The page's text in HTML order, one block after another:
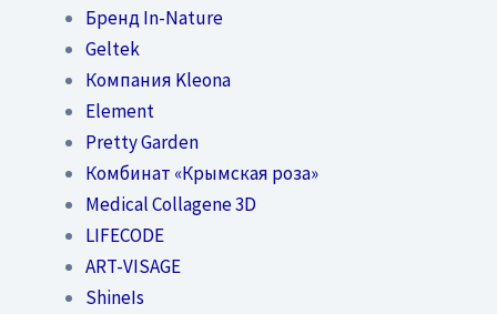
Бренд In-Nature
Geltek
Компания Kleona
Element
Pretty Garden
Комбинат «Крымская роза»
Medical Collagene 3D
LIFECODE
ART-VISAGE
ShineIs